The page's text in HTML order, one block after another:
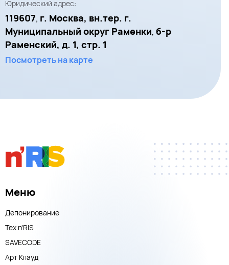
Юридический адрес:
119607, г. Москва, вн.тер. г.
Муниципальный округ Раменки, б-р
Раменский, д. 1, стр. 1
Посмотреть на карте
Меню
Депонирование
Тех n'RIS
SAVECODE
Арт Клауд